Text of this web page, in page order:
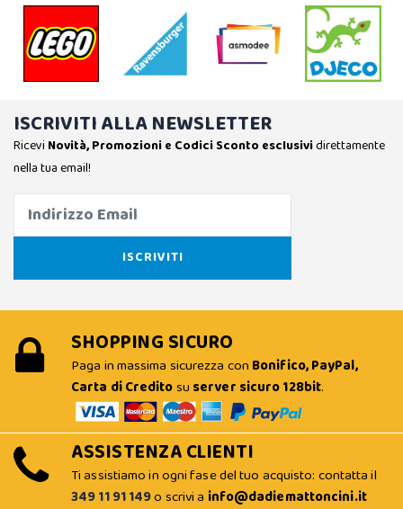
ISCRIVITI ALLA NEWSLETTER
Ricevi Novità, Promozioni e Codici Sconto esclusividirettamente
nella tua email!
SHOPPING SICURO
Paga in massima sicurezza con Bonifico, PayPal,
Carta di Creditosu server sicuro 128bit.
ASSISTENZA CLIENTI
Ti assistiamo in ogni fase del tuo acquisto: contatta il
349 11 91 149o scrivi a info@dadiemattoncini.it